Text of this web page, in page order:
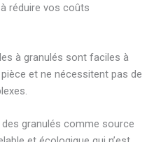
réduire vos coûts
à granulés sont faciles à
et ne nécessitent pas de
granulés comme source